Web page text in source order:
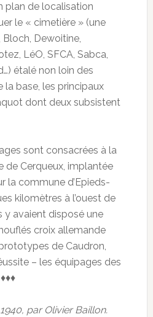
plan de localisation
le « cimetière » (une
Bloch, Dewoitine,
LéO, SFCA, Sabca,
étalé non loin des
la base, les principaux
dont deux subsistent
sont consacrées à la
de Cerqueux, implantée
la commune d’Epieds-
kilomètres à l’ouest de
y avaient disposé une
croix allemande
de Caudron,
– les équipages des
par Olivier Baillon.